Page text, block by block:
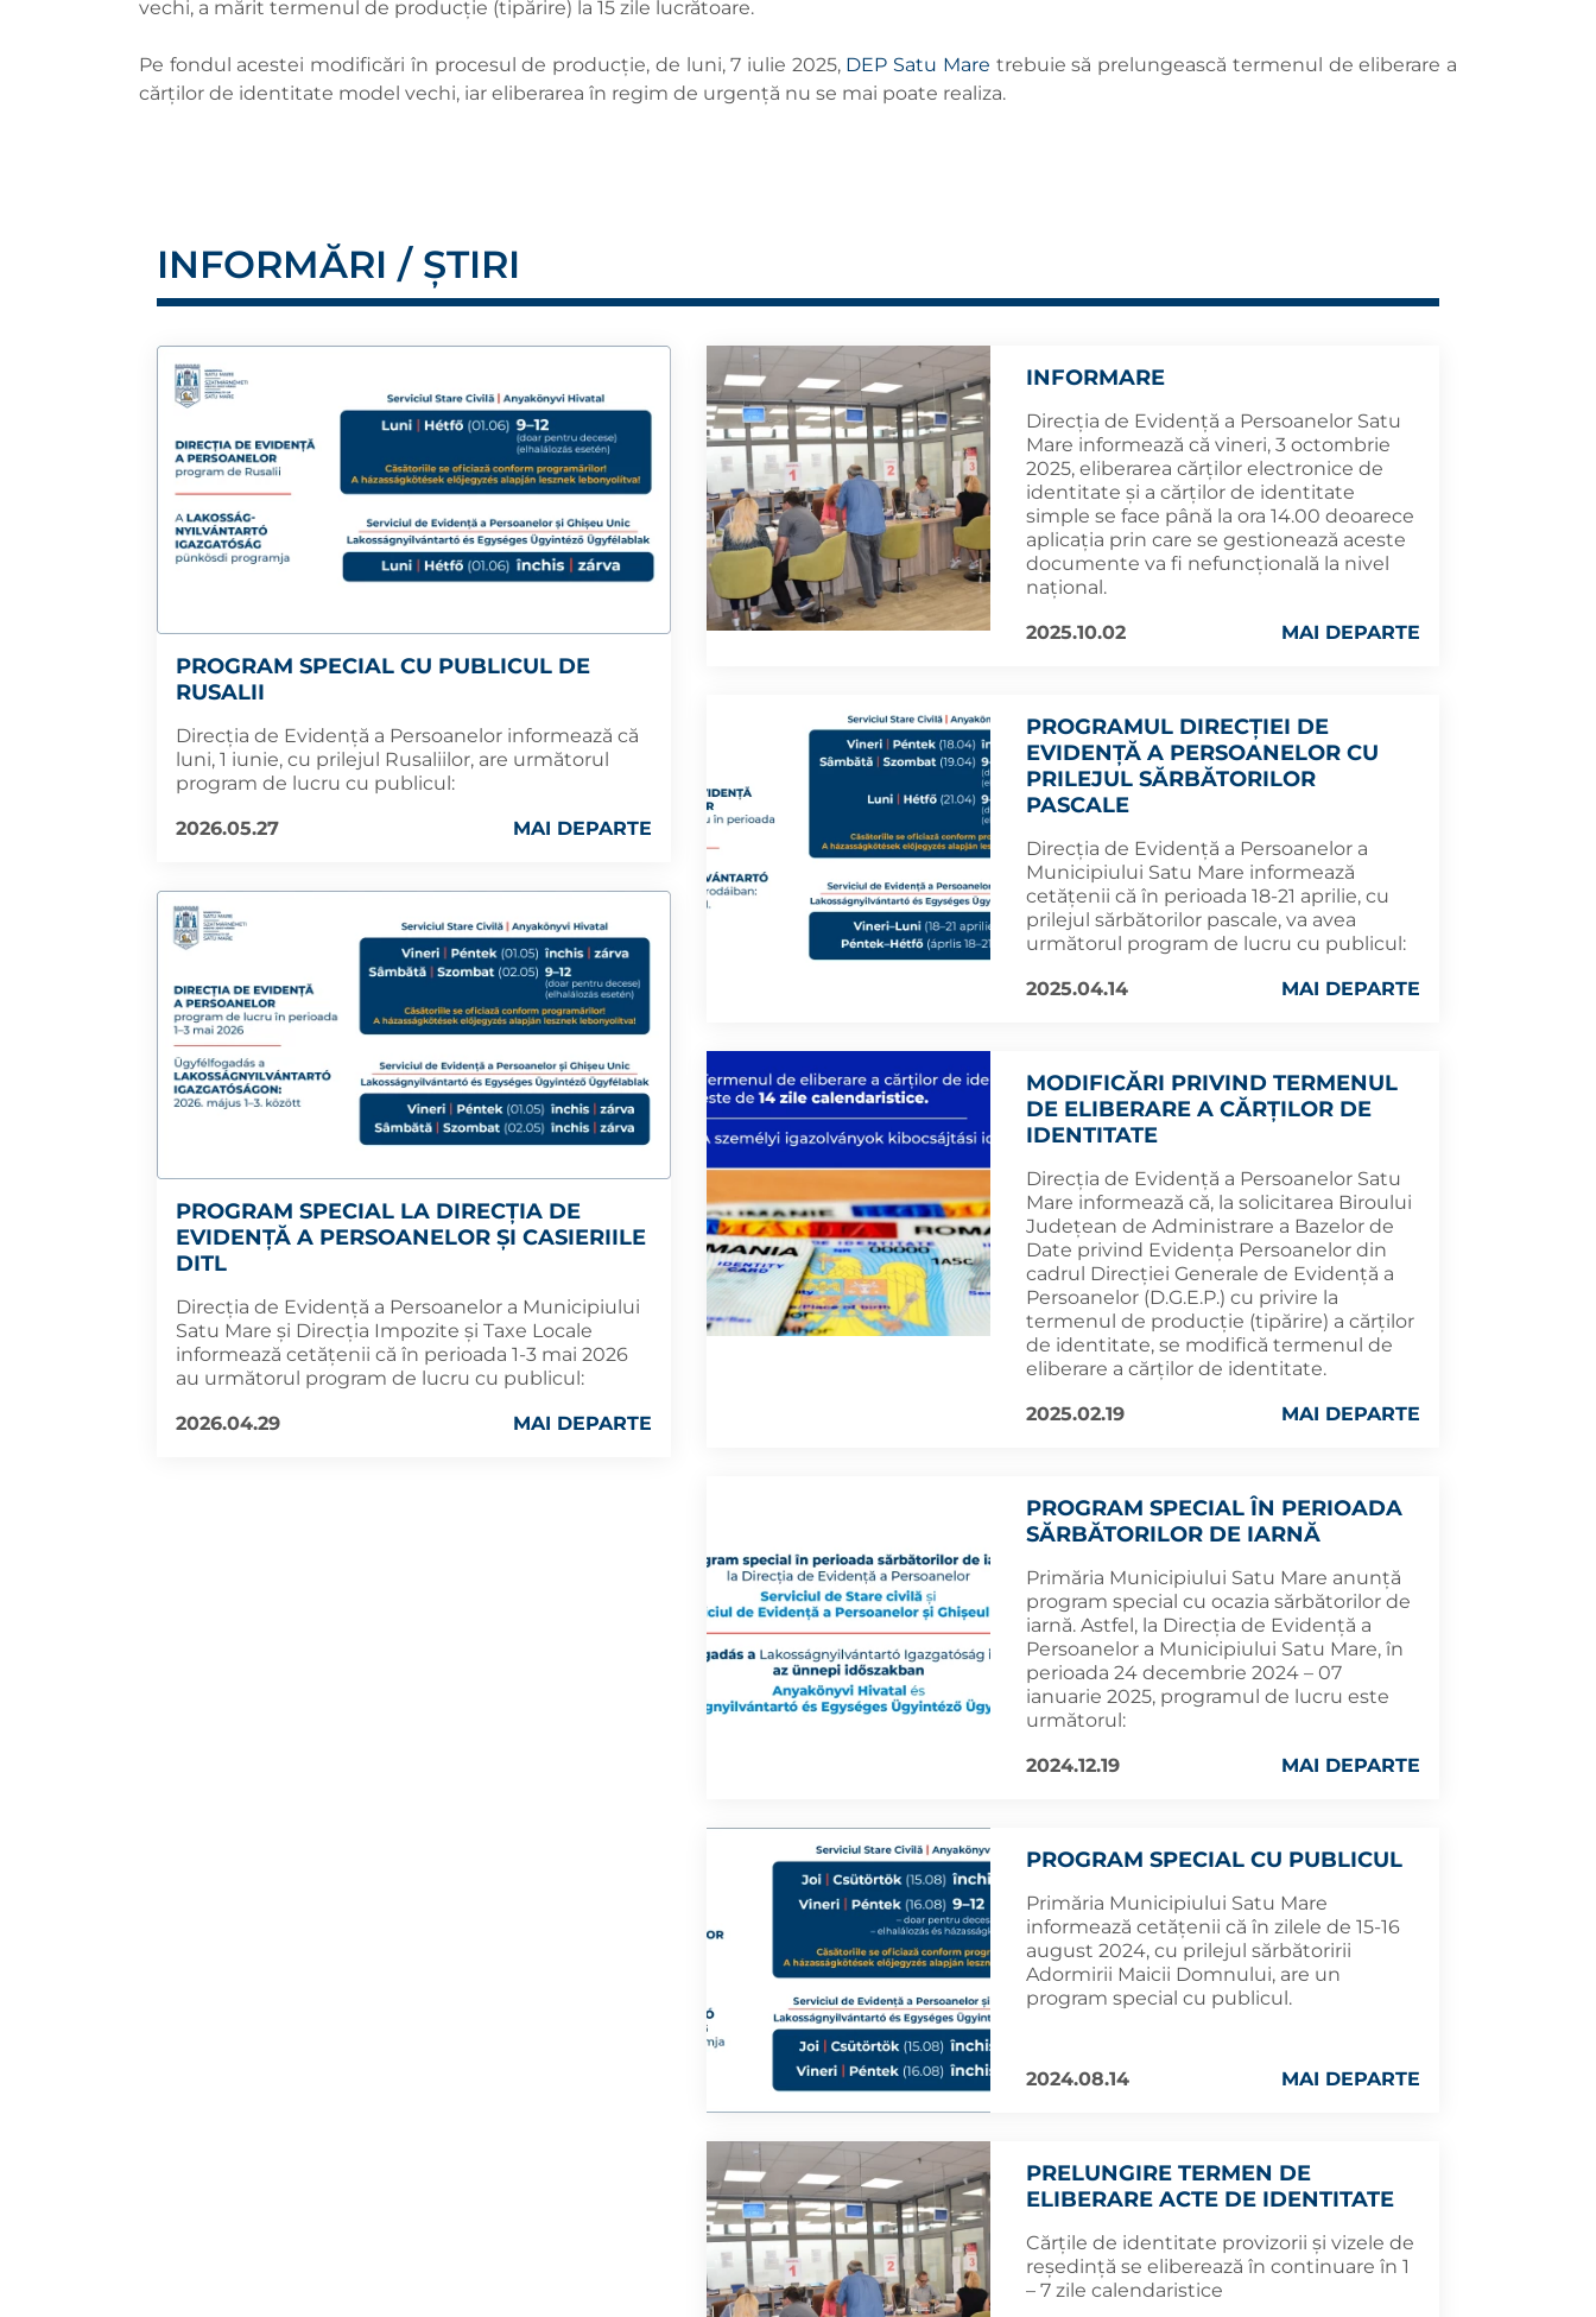
vechi, a mărit termenul de producție (tipărire) la 15 zile lucrătoare.
Pe fondul acestei modificări în procesul de producție, de luni, 7 iulie 2025, DEP Satu Mare trebuie să prelungească termenul de eliberare a
cărților de identitate model vechi, iar eliberarea în regim de urgență nu se mai poate realiza.
INFORMĂRI / ȘTIRI
PROGRAM SPECIAL CU PUBLICUL DE
RUSALII
Direcția de Evidență a Persoanelor informează că
luni, 1 iunie, cu prilejul Rusaliilor, are următorul
program de lucru cu publicul:
2026.05.27
MAI DEPARTE
PROGRAM SPECIAL LA DIRECȚIA DE
EVIDENȚĂ A PERSOANELOR ȘI CASIERIILE
DITL
Direcția de Evidență a Persoanelor a Municipiului
Satu Mare și Direcția Impozite și Taxe Locale
informează cetățenii că în perioada 1-3 mai 2026
au următorul program de lucru cu publicul:
2026.04.29
MAI DEPARTE
INFORMARE
Direcția de Evidență a Persoanelor Satu
Mare informează că vineri, 3 octombrie
2025, eliberarea cărților electronice de
identitate și a cărților de identitate
simple se face până la ora 14.00 deoarece
aplicația prin care se gestionează aceste
documente va fi nefuncțională la nivel
național.
2025.10.02
MAI DEPARTE
PROGRAMUL DIRECȚIEI DE
EVIDENȚĂ A PERSOANELOR CU
PRILEJUL SĂRBĂTORILOR
PASCALE
Direcția de Evidență a Persoanelor a
Municipiului Satu Mare informează
cetățenii că în perioada 18-21 aprilie, cu
prilejul sărbătorilor pascale, va avea
următorul program de lucru cu publicul:
2025.04.14
MAI DEPARTE
MODIFICĂRI PRIVIND TERMENUL
DE ELIBERARE A CĂRȚILOR DE
IDENTITATE
Direcția de Evidență a Persoanelor Satu
Mare informează că, la solicitarea Biroului
Județean de Administrare a Bazelor de
Date privind Evidența Persoanelor din
cadrul Direcției Generale de Evidență a
Persoanelor (D.G.E.P.) cu privire la
termenul de producție (tipărire) a cărților
de identitate, se modifică termenul de
eliberare a cărților de identitate.
2025.02.19
MAI DEPARTE
PROGRAM SPECIAL ÎN PERIOADA
SĂRBĂTORILOR DE IARNĂ
Primăria Municipiului Satu Mare anunță
program special cu ocazia sărbătorilor de
iarnă. Astfel, la Direcția de Evidență a
Persoanelor a Municipiului Satu Mare, în
perioada 24 decembrie 2024 – 07
ianuarie 2025, programul de lucru este
următorul:
2024.12.19
MAI DEPARTE
PROGRAM SPECIAL CU PUBLICUL
Primăria Municipiului Satu Mare
informează cetățenii că în zilele de 15-16
august 2024, cu prilejul sărbătoririi
Adormirii Maicii Domnului, are un
program special cu publicul.
2024.08.14 MAI DEPARTE
PRELUNGIRE TERMEN DE
ELIBERARE ACTE DE IDENTITATE
Cărțile de identitate provizorii și vizele de
reședință se eliberează în continuare în 1
– 7 zile calendaristice